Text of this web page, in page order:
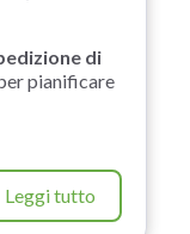
di
pianificare
Leggi tutto